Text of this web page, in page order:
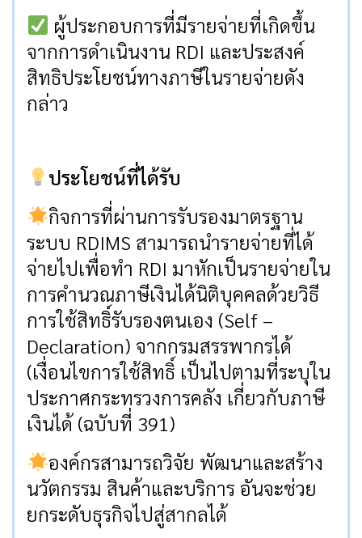
ผู้ประกอบการที่มีรายจ่ายที่เกิดขึ้น
จากการดำเนินงาน RDI และประสงค์
สิทธิประโยชน์ทางภาษีในรายจ่ายดัง
กล่าว
ประโยชน์ที่ได้รับ
กิจการที่ผ่านการรับรองมาตรฐาน
ระบบ RDIMS สามารถนำรายจ่ายที่ได้
จ่ายไปเพื่อทำ RDI มาหักเป็นรายจ่ายใน
การคำนวณภาษีเงินได้นิติบุคคลด้วยวิธี
การใช้สิทธิ์รับรองตนเอง (Self –
Declaration) จากกรมสรรพากรได้
(เงื่อนไขการใช้สิทธิ์ เป็นไปตามที่ระบุใน
ประกาศกระทรวงการคลัง เกี่ยวกับภาษี
เงินได้ (ฉบับที่ 391)
องค์กรสามารถวิจัย พัฒนาและสร้าง
นวัตกรรม สินค้าและบริการ อันจะช่วย
ยกระดับธุรกิจไปสู่สากลได้